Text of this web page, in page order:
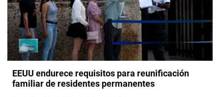
EEUU endurece requisitos para reunificación
familiar de residentes permanentes